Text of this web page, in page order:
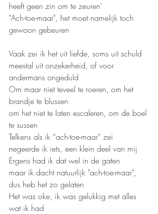
heeft geen zin om te zeuren'
"Ach-toe-maar", het moet namelijk toch
gewoon gebeuren
Vaak zei ik het uit liefde, soms uit schuld
meestal uit onzekerheid, of voor
andermans ongeduld
Om maar niet teveel te roeren, om het
brandje te blussen
om het niet te laten escaleren, om de boel
te sussen
Telkens als ik “ach-toe-maar” zei
negeerde ik iets, een klein deel van mij
Ergens had ik dat wel in de gaten
maar ik dacht natuurlijk "ach-toe-maar",
dus heb het zo gelaten
Het was oke, ik was gelukkig met alles
wat ik had